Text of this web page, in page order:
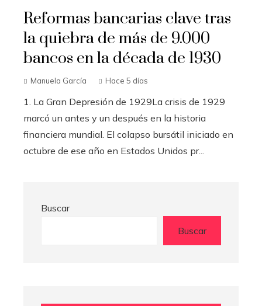
Reformas bancarias clave tras
la quiebra de más de 9.000
bancos en la década de 1930
Manuela García Hace 5 días
1. La Gran Depresión de 1929La crisis de 1929
marcó un antes y un después en la historia
financiera mundial. El colapso bursátil iniciado en
octubre de ese año en Estados Unidos pr...
Buscar
Buscar